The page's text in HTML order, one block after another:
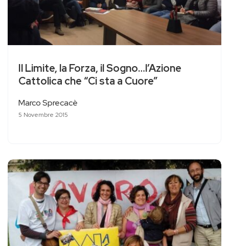
Il Limite, la Forza, il Sogno…l’Azione
Cattolica che “Ci sta a Cuore”
Marco Sprecacè
5 Novembre 2015